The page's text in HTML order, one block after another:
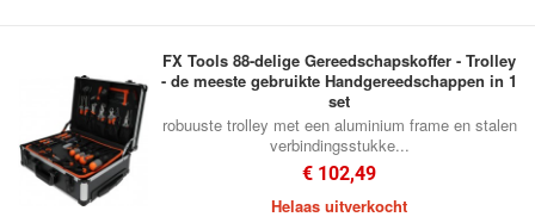
FX Tools 88-delige Gereedschapskoffer - Trolley
- de meeste gebruikte Handgereedschappen in 1
set
robuuste trolley met een aluminium frame en stalen
verbindingsstukke...
€ 102,49
Helaas uitverkocht